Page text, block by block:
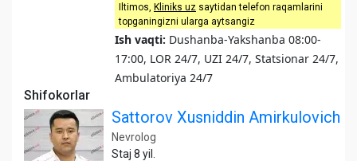
Iltimos, Kliniks uz saytidan telefon raqamlarini
topganingizni ularga aytsangiz
Ish vaqti: Dushanba-Yakshanba 08:00-
17:00, LOR 24/7, UZI 24/7, Statsionar 24/7,
Ambulatoriya 24/7
Shifokorlar
Sattorov Xusniddin Amirkulovich
Nevrolog
Staj 8 yil.